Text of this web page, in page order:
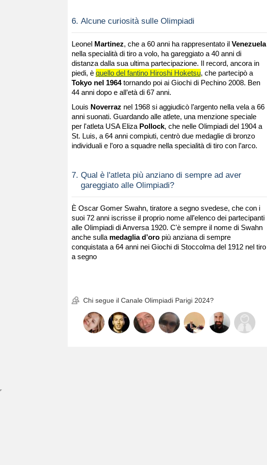
6. Alcune curiosità sulle Olimpiadi
Leonel Martinez, che a 60 anni ha rappresentato il Venezuela
nella specialità di tiro a volo, ha gareggiato a 40 anni di
distanza dalla sua ultima partecipazione. Il record, ancora in
piedi, è quello del fantino Hiroshi Hoketsu, che partecipò a
Tokyo nel 1964tornando poi ai Giochi di Pechino 2008. Ben
44 anni dopo e all’età di 67 anni.
Louis Noverraz nel 1968 si aggiudicò l’argento nella vela a 66
anni suonati. Guardando alle atlete, una menzione speciale
per l'atleta USA Eliza Pollock, che nelle Olimpiadi del 1904 a
St. Luis, a 64 anni compiuti, centrò due medaglie di bronzo
individuali e l’oro a squadre nella specialità di tiro con l’arco.
7. Qual è l'atleta più anziano di sempre ad aver
gareggiato alle Olimpiadi?
È Oscar Gomer Swahn, tiratore a segno svedese, che con i
suoi 72 anni iscrisse il proprio nome all’elenco dei partecipanti
alle Olimpiadi di Anversa 1920. C'è sempre il nome di Swahn
anche sulla medaglia d’oro più anziana di sempre
conquistata a 64 anni nei Giochi di Stoccolma del 1912 nel tiro
a segno
Chi segue il Canale Olimpiadi Parigi 2024?